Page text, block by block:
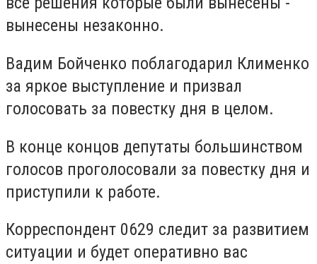
вынесены незаконно.
Вадим Бойченко поблагодарил Клименко
за яркое выступление и призвал
голосовать за повестку дня в целом.
В конце концов депутаты большинством
голосов проголосовали за повестку дня и
приступили к работе.
Корреспондент 0629 следит за развитием
ситуации и будет оперативно вас